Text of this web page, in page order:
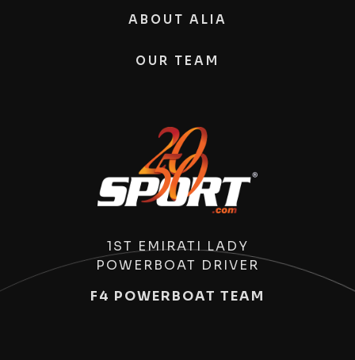
ABOUT ALIA
OUR TEAM
1ST EMIRATI LADY
POWERBOAT DRIVER
F4 POWERBOAT TEAM